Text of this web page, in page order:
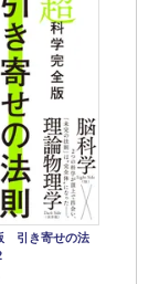
引き寄せの法